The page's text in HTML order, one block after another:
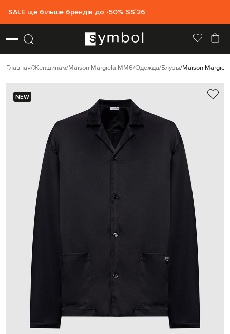
SALE ще більше брендів до -50% SS`26
Главная Женщинам Maison Margiela MM6 Одежда Блузы Maison
NEW